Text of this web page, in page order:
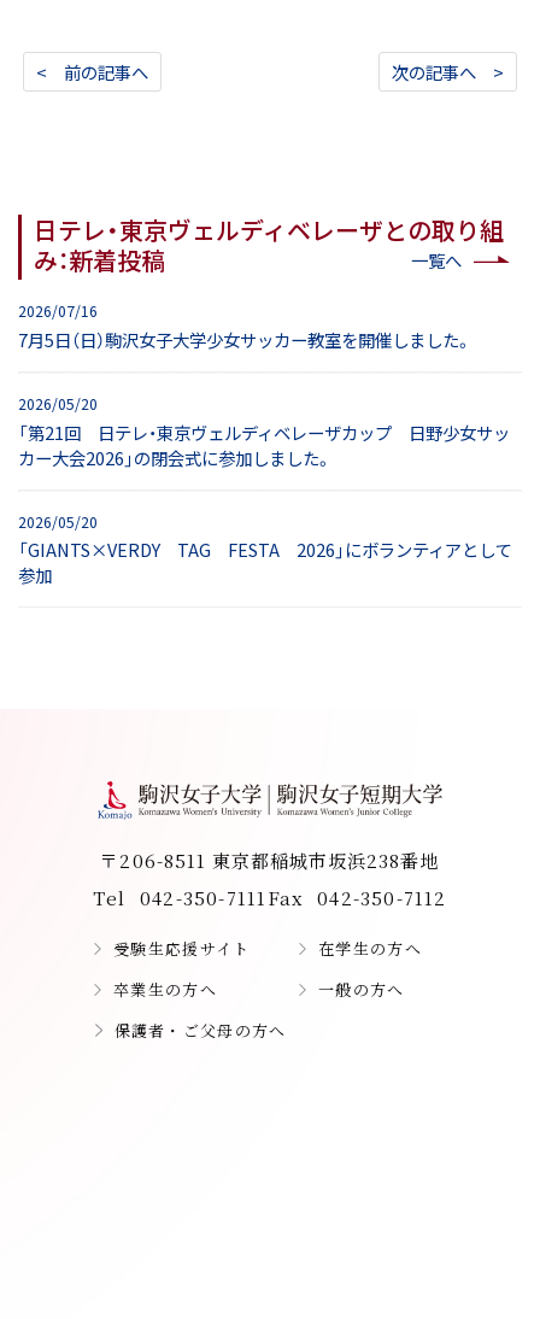
< 前の記事へ 次の記事へ >
日テレ・東京ヴェルディベレーザとの取り組
み：新着投稿
一覧へ
2026/07/16
7月5日（日）駒沢女子大学少女サッカー教室を開催しました。
2026/05/20
「第21回 日テレ・東京ヴェルディベレーザカップ 日野少女サッ
カー大会2026」の閉会式に参加しました。
2026/05/20
「GIANTS×VERDY TAG FESTA 2026」にボランティアとして
参加
〒206-8511 東京都稲城市坂浜238番地
Tel
042-350-7111 Fax 042-350-7112
受験生応援サイト
在学生の方へ
卒業生の方へ
一般の方へ
保護者・ご父母の方へ